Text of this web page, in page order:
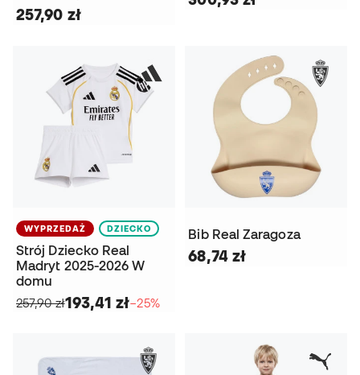
257,90 zł
WYPRZEDAŻ DZIECKO
Strój Dziecko Real
Madryt 2025-2026 W
domu
257,90 zł193,41 zł−25%
Bib Real Zaragoza
68,74 zł